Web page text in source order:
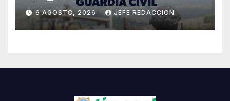
6 AGOSTO, 2026 JEFE REDACCION